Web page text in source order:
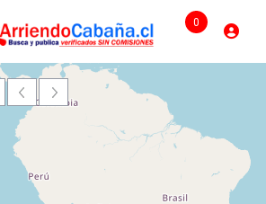
0
Cargando mapas